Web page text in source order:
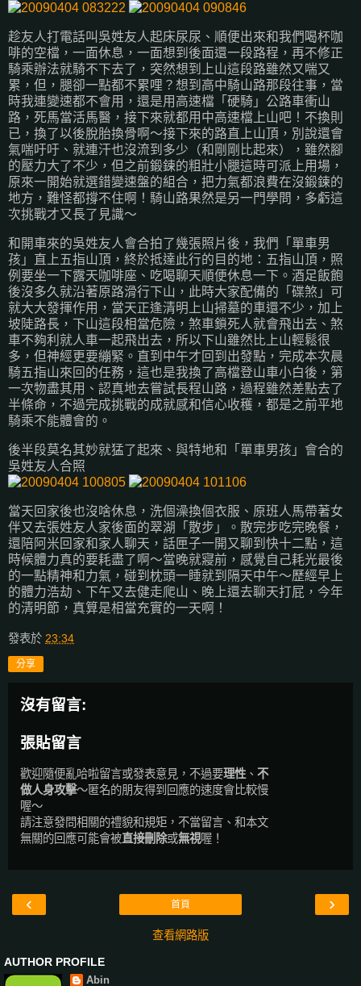
趁友人打電話叫吳姓友人起床尿尿、順便出來和我們喝杯咖
啡的空檔，一面休息，一面想到後面還一段路程，再不修正
騎乘辦法就騎不下去了，突然想到上山這段路雖然又喘又
累，但，腿卻一點都不累哩？想到高中騎山路那段往事，當
時我連變速都不會用，還是用高速檔「硬騎」公路車衝山
路，死馬當活馬醫，接下來就都用中高速檔上山吧！不換則
已，換了以後脫胎換骨啊～接下來的路直上山頂，別說還會
氣喘吁吁、就連汗也沒流到多少（和剛剛比起來），雖然腳
的壓力大了不少，但之前鍛鍊的粗壯小腿這時可派上用場，
原來一開始就選錯變速盤的組合，把力氣都浪費在沒鍛鍊的
地方，難怪都撐不住啊！騎山路果然是另一門學問，多虧這
次挑戰才又長了見識～
和開車來的吳姓友人會合拍了幾張照片後，我們「單車男
孩」直上五指山頂，終於抵達此行的目的地：五指山頂，照
例要坐一下露天咖啡座、吃喝聊天順便休息一下。酒足飯飽
後沒多久就沿著原路滑行下山，此時大家配備的「碟煞」可
就大大發揮作用，當天正逢清明上山掃墓的車還不少，加上
坡陡路長，下山這段相當危險，煞車鎖死人就會飛出去、煞
車不夠利就人車一起飛出去，所以下山雖然比上山輕鬆很
多，但神經更要繃緊。直到中午才回到出發點，完成本次晨
騎五指山來回的任務，這也是我換了高檔登山車小白後，第
一次物盡其用、認真地去嘗試長程山路，過程雖然差點去了
半條命，不過完成挑戰的成就感和信心收穫，都是之前平地
騎乘不能體會的。
後半段莫名其妙就猛了起來、與特地和「單車男孩」會合的
吳姓友人合照
當天回家後也沒啥休息，洗個澡換個衣服、原班人馬帶著女
伴又去張姓友人家後面的翠湖「散步」。散完步吃完晚餐，
還陪阿米回家和家人聊天，話匣子一開又聊到快十二點，這
時候體力真的要耗盡了啊～當晚就寢前，感覺自己耗光最後
的一點精神和力氣，碰到枕頭一睡就到隔天中午～歷經早上
的體力浩劫、下午又去健走爬山、晚上還去聊天打屁，今年
的清明節，真算是相當充實的一天啊！
發表於 23:34
分享
沒有留言:
張貼留言
歡迎隨便亂哈啦留言或發表意見，不過要理性 、 不
做人身攻擊～匿名的朋友得到回應的速度會比較慢
喔～
請注意發問相關的禮貌和規矩，不當留言、和本文
無關的回應可能會被直接刪除或無視喔！
‹ ›
首頁
查看網路版
AUTHOR PROFILE
Abin